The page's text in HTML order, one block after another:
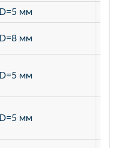
D=5 мм
D=8 мм
D=5 мм
D=5 мм